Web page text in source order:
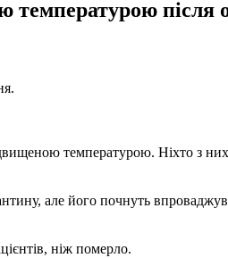
після
температурою. Ніхто з
але його почнуть
ніж померло.